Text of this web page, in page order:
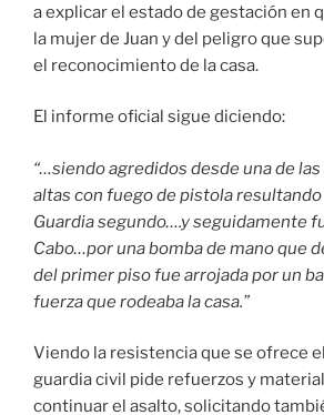
a explicar el estado de gestación en
la mujer de Juan y del peligro que
el reconocimiento de la casa.
El informe oficial sigue diciendo:
“…siendo agredidos desde una de
altas con fuego de pistola
Guardia segundo….y seguidamente
Cabo…por una bomba de mano que
del primer piso fue arrojada por un
fuerza que rodeaba la casa.”
Viendo la resistencia que se ofrece
guardia civil pide refuerzos y
continuar el asalto, solicitando